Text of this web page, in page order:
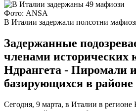
Фото: ANSA
В Италии задержали полсотни
Задержанные
членами исторических
Ндрангета - Пиромали
базирующихся в
Сегодня, 9 марта, в Италии в регионе